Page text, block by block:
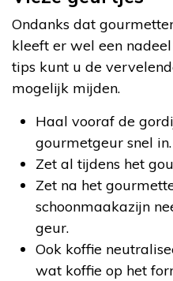
Ondanks dat
kleeft er wel een
tips kunt u de
mogelijk mijden.
Haal vooraf de
gourmetgeur snel in.
Zet al tijdens het
Zet na het
schoonmaakazijn
geur.
Ook koffie
wat koffie op het